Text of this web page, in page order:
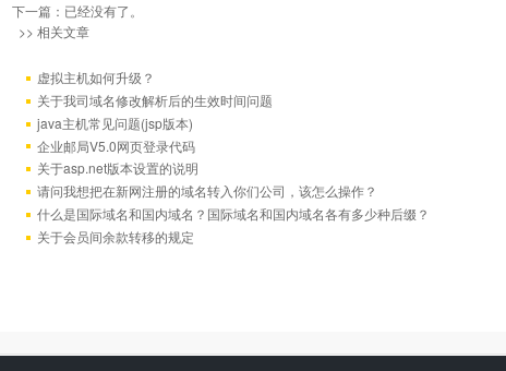
下一篇：已经没有了。
>> 相关文章
虚拟主机如何升级？
关于我司域名修改解析后的生效时间问题
java主机常见问题(jsp版本)
企业邮局V5.0网页登录代码
关于asp.net版本设置的说明
请问我想把在新网注册的域名转入你们公司，该怎么操作？
什么是国际域名和国内域名？国际域名和国内域名各有多少种后缀？
关于会员间余款转移的规定